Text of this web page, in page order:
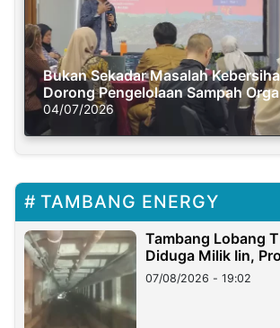
Bukan Sekadar Masalah
Dorong Pengelolaan Sampah
Solusi Krisis Iklim
04/07/2026
TAMBANG ENERGY
Tambang Lobang
Diduga Milik Iin,
07/08/2026 - 19:02